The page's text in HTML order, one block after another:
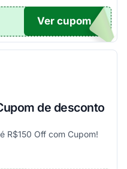
500
Ver cupom
de desconto
R$150 Off com Cupom!